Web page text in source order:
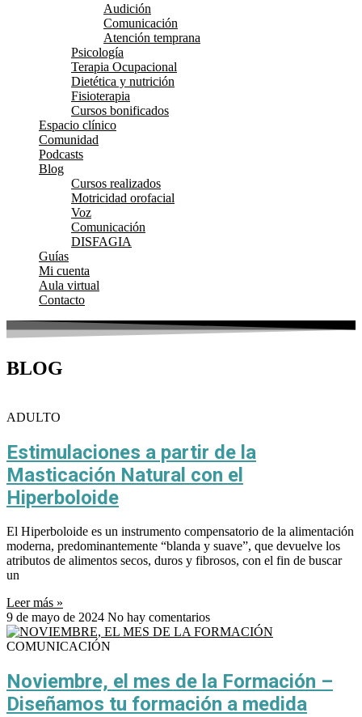
Audición
Comunicación
Atención temprana
Psicología
Terapia Ocupacional
Dietética y nutrición
Fisioterapia
Cursos bonificados
Espacio clínico
Comunidad
Podcasts
Blog
Cursos realizados
Motricidad orofacial
Voz
Comunicación
DISFAGIA
Guías
Mi cuenta
Aula virtual
Contacto
BLOG
ADULTO
Estimulaciones a partir de la
Masticación Natural con el
Hiperboloide
El Hiperboloide es un instrumento compensatorio de la alimentación
moderna, predominantemente “blanda y suave”, que devuelve los
atributos de alimentos secos, duros y fibrosos, con el fin de buscar
un
Leer más »
9 de mayo de 2024 No hay comentarios
COMUNICACIÓN
Noviembre, el mes de la Formación –
Diseñamos tu formación a medida